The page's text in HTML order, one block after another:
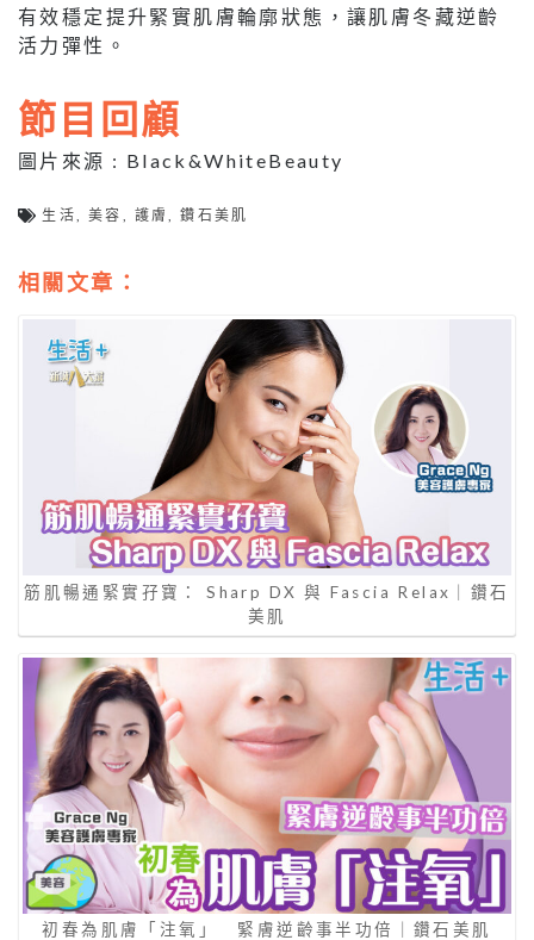
有效穩定提升緊實肌膚輪廓狀態，讓肌膚冬藏逆齡
活力彈性。
節目回顧
圖片來源 : Black&WhiteBeauty
生活 ,美容 護膚 ,鑽石美肌
相關文章：
筋肌暢通緊實孖寶： Sharp DX 與 Fascia Relax｜鑽石
美肌
初春為肌膚「注氧」 緊膚逆齡事半功倍｜鑽石美肌